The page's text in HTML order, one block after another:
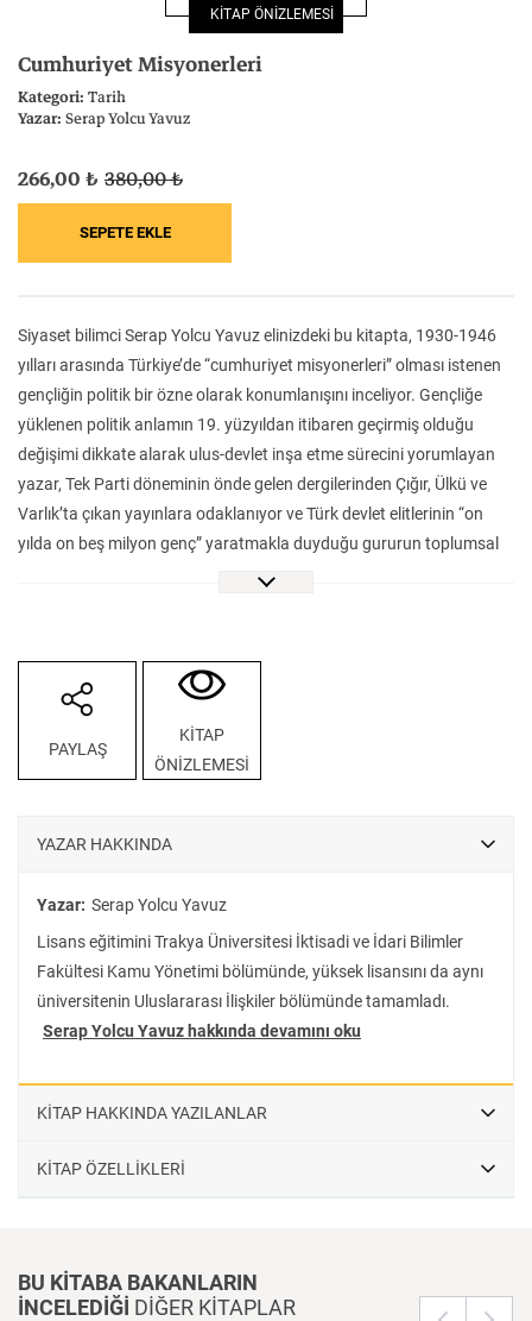
Felsefe Kesişimler
İnsan ve Toplum
Klasik Bilim
KİTAP ÖNİZLEMESİ
Cumhuriyet Misyonerleri
Kategori:Tarih
Yazar:Serap Yolcu Yavuz
Siyaset bilimci Serap Yolcu Yavuz elinizdeki bu kitapta, 1930-1946
yılları arasında Türkiye’de “cumhuriyet misyonerleri” olması istenen
gençliğin politik bir özne olarak konumlanışını inceliyor. Gençliğe
yüklenen politik anlamın 19. yüzyıldan itibaren geçirmiş olduğu
değişimi dikkate alarak ulus-devlet inşa etme sürecini yorumlayan
yazar, Tek Parti döneminin önde gelen dergilerinden Çığır, Ülkü ve
Varlık’ta çıkan yayınlara odaklanıyor ve Türk devlet elitlerinin “on
yılda on beş milyon genç” yaratmakla duyduğu gururun toplumsal
karşılığını mercek altına alıyor. Cumhuriyet Misyonerleri: 1930-1946
analizlerinin erken cumhuriyet dönemi Türkiye’sine ışık tutan bir
örneği…
266,00 ₺ 380,00 ₺
PAYLAŞ
KİTAP
ÖNİZLEMESİ
YAZAR HAKKINDA
Yazar: Serap Yolcu Yavuz
Lisans eğitimini Trakya Üniversitesi İktisadi ve İdari Bilimler
Fakültesi Kamu Yönetimi bölümünde, yüksek lisansını da aynı
üniversitenin Uluslararası İlişkiler bölümünde tamamladı.
Serap Yolcu Yavuz hakkında devamını oku
KİTAP HAKKINDA YAZILANLAR
KİTAP ÖZELLİKLERİ
BU KİTABA BAKANLARIN
İNCELEDİĞİ DİĞER KİTAPLAR